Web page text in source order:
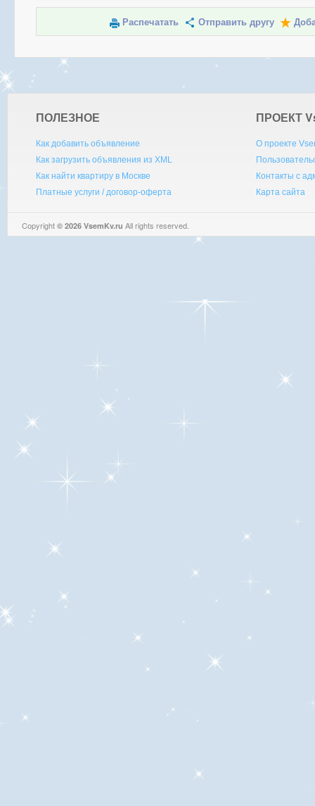
Распечатать Отправить другу
ПОЛЕЗНОЕ
Как добавить объявление
Как загрузить объявления из XML
Как найти квартиру в Москве
Платные услуги / договор-оферта
ПРОЕКТ V
О проекте
Контакты с
Карта сайта
Copyright © 2026 VsemKv.ru All rights reserved.